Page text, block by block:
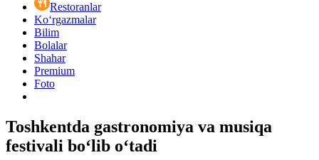
Restoranlar
Ko‘rgazmalar
Bilim
Bolalar
Shahar
Premium
Foto
Toshkentda gastronomiya va musiqa
festivali boʻlib oʻtadi